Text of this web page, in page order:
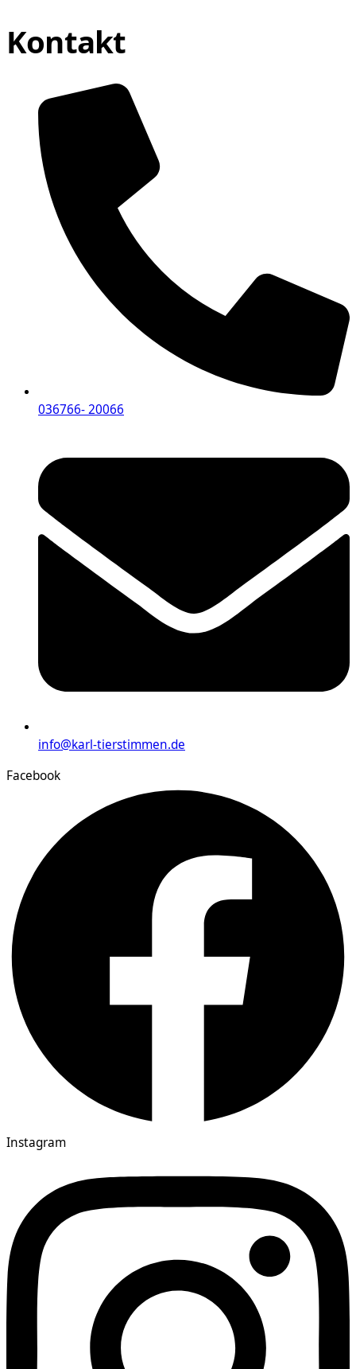
Kontakt
036766- 20066
info@karl-tierstimmen.de
Facebook
Instagram